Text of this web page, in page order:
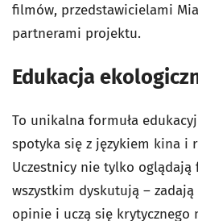
filmów, przedstawicielami
partnerami projektu.
Edukacja
To unikalna formuła
spotyka się z językiem kina i
Uczestnicy nie tylko oglądają
wszystkim dyskutują –
opinie i uczą się krytycznego